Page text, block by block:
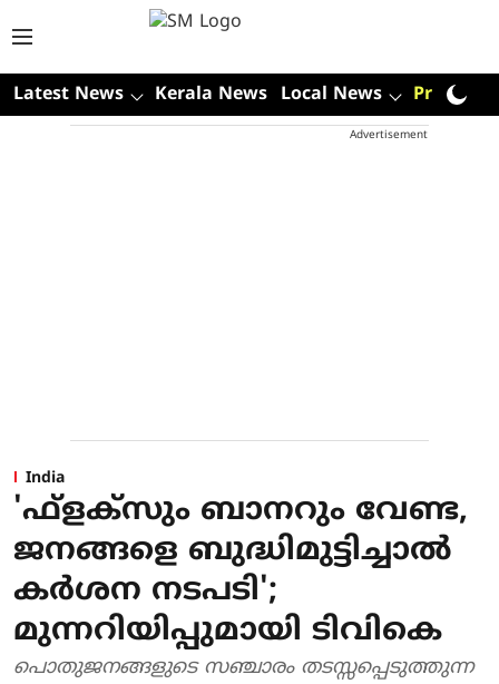
Latest News Kerala News Local News Premium
Advertisement
India
'ഫ്ളക്സും ബാനറും വേണ്ട,
ജനങ്ങളെ ബുദ്ധിമുട്ടിച്ചാൽ
കർശന നടപടി';
മുന്നറിയിപ്പുമായി ടിവികെ
പൊതുജനങ്ങളുടെ സഞ്ചാരം തടസ്സപ്പെടുത്തുന്ന